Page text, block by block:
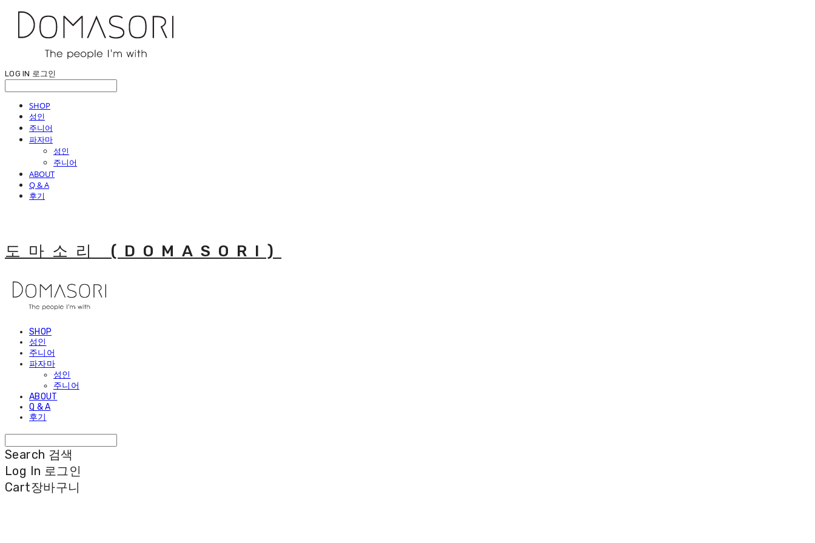
LOG IN 로그인
SHOP
성인
주니어
파자마
성인
주니어
ABOUT
Q & A
후기
도마소리 (DOMASORI)
SHOP
성인
주니어
파자마
성인
주니어
ABOUT
Q & A
후기
Search 검색
Log In 로그인
Cart장바구니